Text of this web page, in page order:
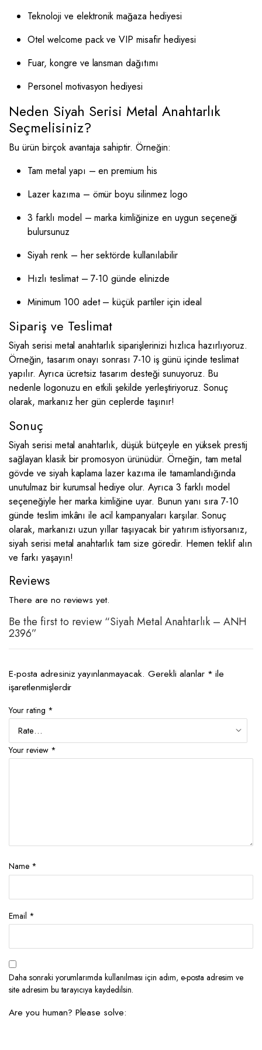
Teknoloji ve elektronik mağaza hediyesi
Otel welcome pack ve VIP misafir hediyesi
Fuar, kongre ve lansman dağıtımı
Personel motivasyon hediyesi
Neden Siyah Serisi Metal Anahtarlık
Seçmelisiniz?
Bu ürün birçok avantaja sahiptir. Örneğin:
Tam metal yapı – en premium his
Lazer kazıma – ömür boyu silinmez logo
3 farklı model – marka kimliğinize en uygun seçeneği
bulursunuz
Siyah renk – her sektörde kullanılabilir
Hızlı teslimat – 7-10 günde elinizde
Minimum 100 adet – küçük partiler için ideal
Sipariş ve Teslimat
Siyah serisi metal anahtarlık siparişlerinizi hızlıca hazırlıyoruz.
Örneğin, tasarım onayı sonrası 7-10 iş günü içinde teslimat
yapılır. Ayrıca ücretsiz tasarım desteği sunuyoruz. Bu
nedenle logonuzu en etkili şekilde yerleştiriyoruz. Sonuç
olarak, markanız her gün ceplerde taşınır!
Sonuç
Siyah serisi metal anahtarlık, düşük bütçeyle en yüksek prestij
sağlayan klasik bir promosyon ürünüdür. Örneğin, tam metal
gövde ve siyah kaplama lazer kazıma ile tamamlandığında
unutulmaz bir kurumsal hediye olur. Ayrıca 3 farklı model
seçeneğiyle her marka kimliğine uyar. Bunun yanı sıra 7-10
günde teslim imkânı ile acil kampanyaları karşılar. Sonuç
olarak, markanızı uzun yıllar taşıyacak bir yatırım istiyorsanız,
siyah serisi metal anahtarlık tam size göredir. Hemen teklif alın
ve farkı yaşayın!
Reviews
There are no reviews yet.
Be the first to review “Siyah Metal Anahtarlık – ANH
2396”
E-posta adresiniz yayınlanmayacak. Gerekli alanlar * ile
işaretlenmişlerdir
Your rating *
Your review *
Name *
Email *
Daha sonraki yorumlarımda kullanılması için adım, e-posta adresim ve
site adresim bu tarayıcıya kaydedilsin.
Are you human? Please solve: